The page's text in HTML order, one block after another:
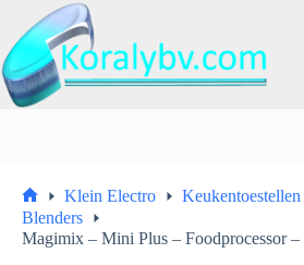
naar
de
inhoud
Home
Klein Electro
Keukentoestellen
Blenders
Magimix – Mini Plus – Foodprocessor